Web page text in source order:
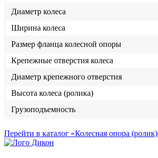
Диаметр колеса
Ширина колеса
Размер фланца колесной опоры
Крепежные отверстия колеса
Диаметр крепежного отверстия
Высота колеса (ролика)
Грузоподъемность
Перейти в каталог «Колесная опора